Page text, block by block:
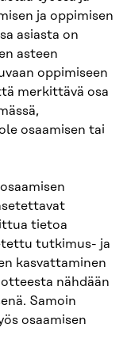
ja oppimisen
asiasta on
asteen
oppimiseen
merkittävä osa
osaamisen tai
tietoa
tutkimus- ja
kasvattaminen
nähdään
Samoin
osaamisen